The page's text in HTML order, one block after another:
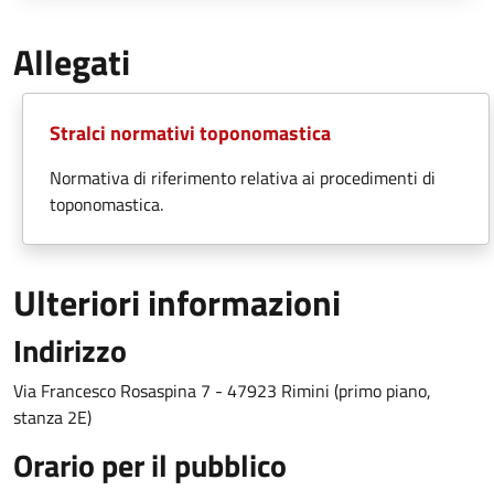
Allegati
Stralci normativi toponomastica
Normativa di riferimento relativa ai procedimenti di
toponomastica.
Ulteriori informazioni
Indirizzo
Via Francesco Rosaspina 7 - 47923 Rimini (primo piano,
stanza 2E)
Orario per il pubblico